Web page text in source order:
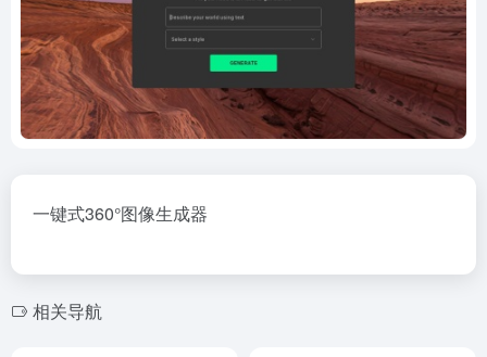
一键式360°图像生成器
相关导航